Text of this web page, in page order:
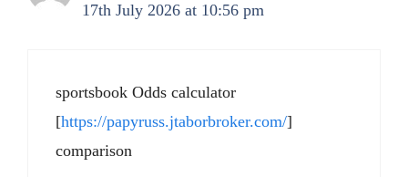
17th July 2026 at 10:56 pm
sportsbook Odds calculator
[https://papyruss.jtaborbroker.com/]
comparison